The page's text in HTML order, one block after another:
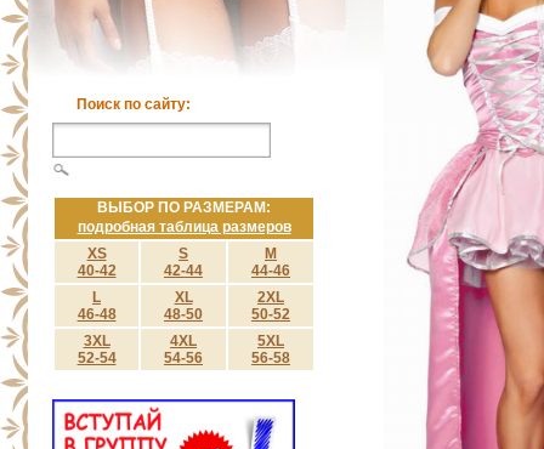
Поиск по сайту:
ВЫБОР ПО РАЗМЕРАМ:
подробная таблица размеров
XS
40-42
S
42-44
M
44-46
L
46-48
XL
48-50
2XL
50-52
3XL
52-54
4XL
54-56
5XL
56-58